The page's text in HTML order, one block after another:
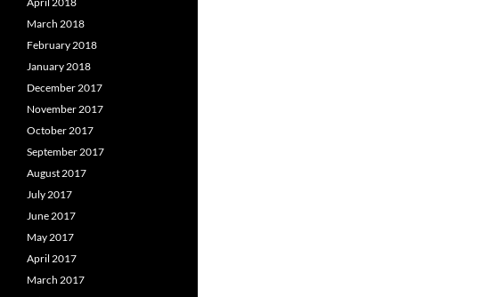
March 2018
February 2018
January 2018
December 2017
November 2017
October 2017
September 2017
August 2017
July 2017
June 2017
May 2017
April 2017
March 2017